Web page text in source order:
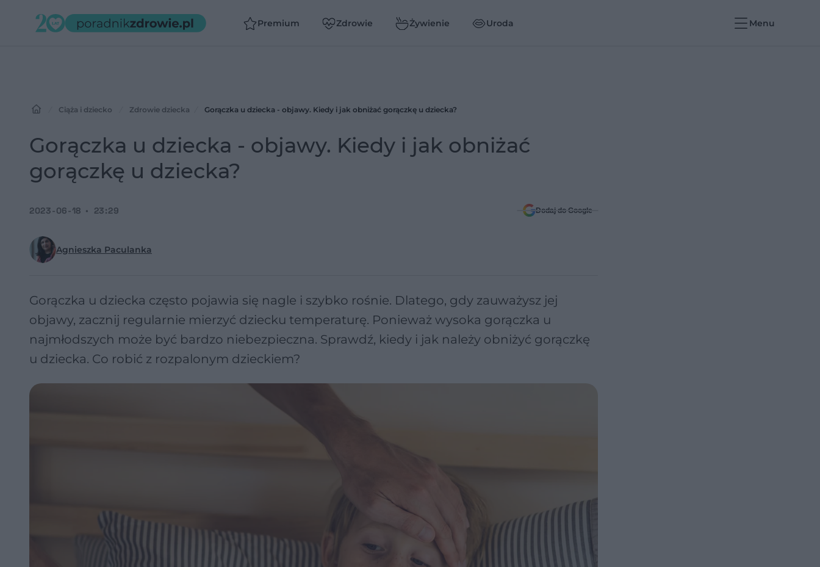
Premium Zdrowie Żywienie Uroda Menu
Ciąża i dziecko Zdrowie dziecka Gorączka u dziecka - objawy. Kiedy i jak obniżać gorączkę u dziecka?
Gorączka u dziecka - objawy. Kiedy i jak obniżać
gorączkę u dziecka?
Agnieszka Paculanka
2023-06-18 23:29 Dodaj do Google
Gorączka u dziecka często pojawia się nagle i szybko rośnie. Dlatego, gdy zauważysz jej
objawy, zacznij regularnie mierzyć dziecku temperaturę. Ponieważ wysoka gorączka u
najmłodszych może być bardzo niebezpieczna. Sprawdź, kiedy i jak należy obniżyć gorączkę
u dziecka. Co robić z rozpalonym dzieckiem?